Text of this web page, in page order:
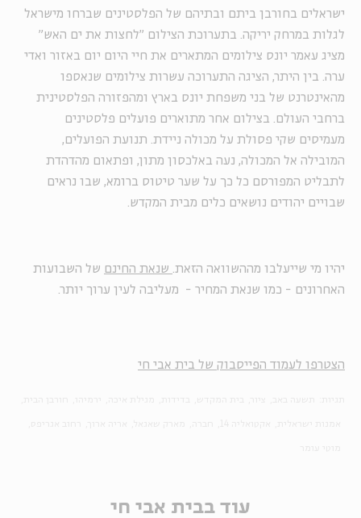
ישראלים בחורבן ביתם ובתיהם של הפלסטינים שברחו מישראל
לגלות במרחק יריקה. בתערוכת הצילום "לחצות את ים האש"
מציג עאמר יונס צילומים המתארים את חיי היום יום באזור ואדי
ערה. בין היתר, הציגה התערוכה עשרות צילומים שנאספו
מהאינטרנט של בני משפחת יונס בארץ ומהפזורה הפלסטינית
ברחבי העולם. בצילום אחר מתוארים פועלים פלסטינים
מעמיסים שקי פסולת על מכולה ניידת. תנועת הפועלים,
המובילה אל המכולה, נעה באלכסון מתון, ופתאום מהדהדת
לתבליט המפורסם כל כך על שער טיטוס ברומא, שבו נראים
שבויים יהודים נושאים כלים מבית המקדש.
יהיו מי שייעלבו מההשוואה הזאת. שנאת החינם של השבועות
האחרונים - כמו שנאת המחיר - מעליבה לעין ערוך יותר.
הצטרפו לעמוד הפייסבוק של בית אבי חי
עוד בבית אבי חי